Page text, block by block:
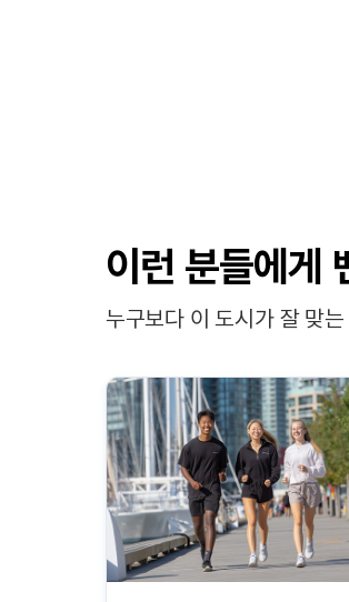
이런 분들에게
누구보다 이 도시가 잘 맞